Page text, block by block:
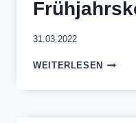
31.03.2022
WEITERLESEN